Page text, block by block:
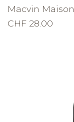
Macvin Maison
CHF 28.00